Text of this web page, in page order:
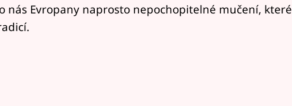
nás Evropany naprosto nepochopitelné mučení, které